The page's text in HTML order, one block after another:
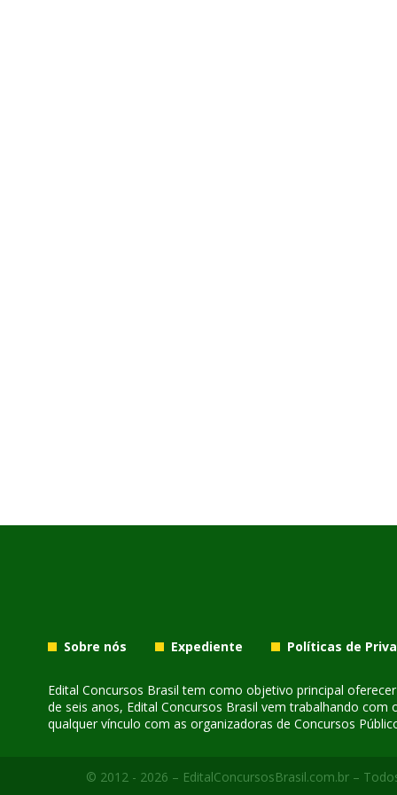
Sobre nós Expediente Políticas de
Edital Concursos Brasil tem como objetivo principal
de seis anos, Edital Concursos Brasil vem trabalhando
qualquer vínculo com as organizadoras de Concursos
© 2012 - 2026 – EditalConcursosBrasil.com.br –